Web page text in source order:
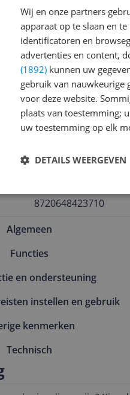
08-08-2026
Aansluitingen
Ja
8720648423710
Algemeen
Functies
en ondersteuning
instellen en gebruik
kenmerken
Technisch
Wij en onze partners
apparaat op te slaan en
identificatoren en
advertenties en content,
(1892) kunnen uw
gebruik van nauwkeurige
voor deze website.
plaats van toestemming;
uw toestemming op elk
DETAILS WEERGEVEN